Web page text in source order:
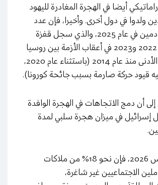
أيضا في الهجرة المغادرة لليهود
ولدوا في دول أخرى. وأخيرا، فإن عدد
المهاجرين القادمين في عام 2025، والذي سجل قفزة
حادة في عامي 2022 و2023 في أعقاب الأزمة بين روسيا
وأوكرانيا، كان الأدنى منذ عام 2014 (باستثناء عام 2020،
قيود حركة صارمة بسبب جائحة كورونا).
إلى أن دمج الاتجاهات في الهجرة الوافدة
إسرائيل في ميزان هجرة سلبي لمدة
حتى شهر مارس 2026، فإن نحو 18% من ملاكات
الاجتماعيين غير شاغرة،